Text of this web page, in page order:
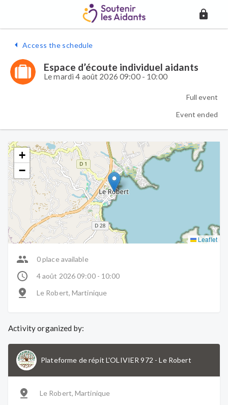
Access the schedule
Espace d’écoute individuel aidants
Le mardi 4 août 2026 09:00 - 10:00
Full event
Event ended
+
−
Leaflet
0 place available
4 août 2026 09:00 - 10:00
Le Robert, Martinique
Activity organized by:
Plateforme de répit L'OLIVIER 972 -Le Robert
Le Robert, Martinique